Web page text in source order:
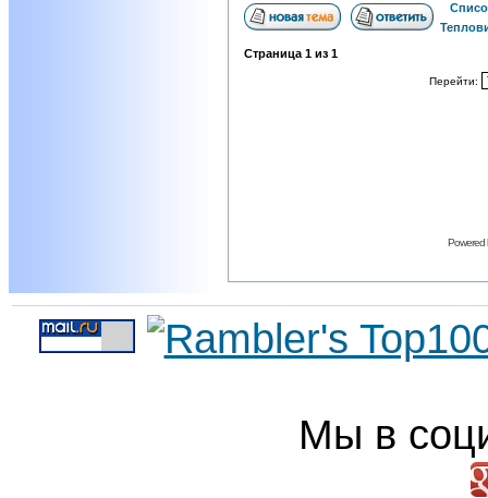
Страница 1 из 1
Перейти:
Powered
Мы в